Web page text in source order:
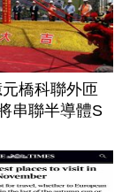
橋科聯外匝
串聯半導體S